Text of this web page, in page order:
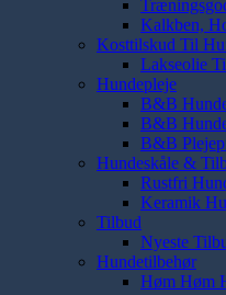
Kalkben,
Kosttilskud Til
Lakseolie
Hundepleje
B&B
B&B
B&B
Hundeskåle &
Rustfri
Keramik
Tilbud
Nyeste
Hundetilbehør
Høm Høm